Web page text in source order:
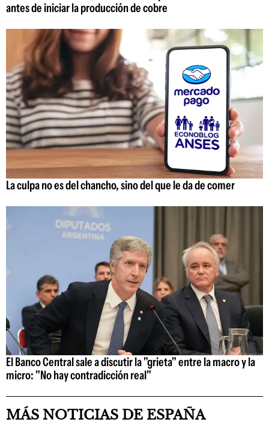
antes de iniciar la producción de cobre
La culpa no es del chancho, sino del que le da de comer
El Banco Central sale a discutir la "grieta" entre la macro y la
micro: "No hay contradicción real"
MÁS NOTICIAS DE ESPAÑA